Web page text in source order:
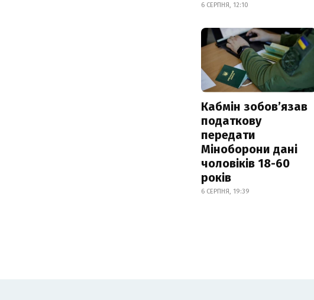
6 СЕРПНЯ, 12:10
Кабмін зобовʼязав
податкову
передати
Міноборони дані
чоловіків 18-60
років
6 СЕРПНЯ, 19:39